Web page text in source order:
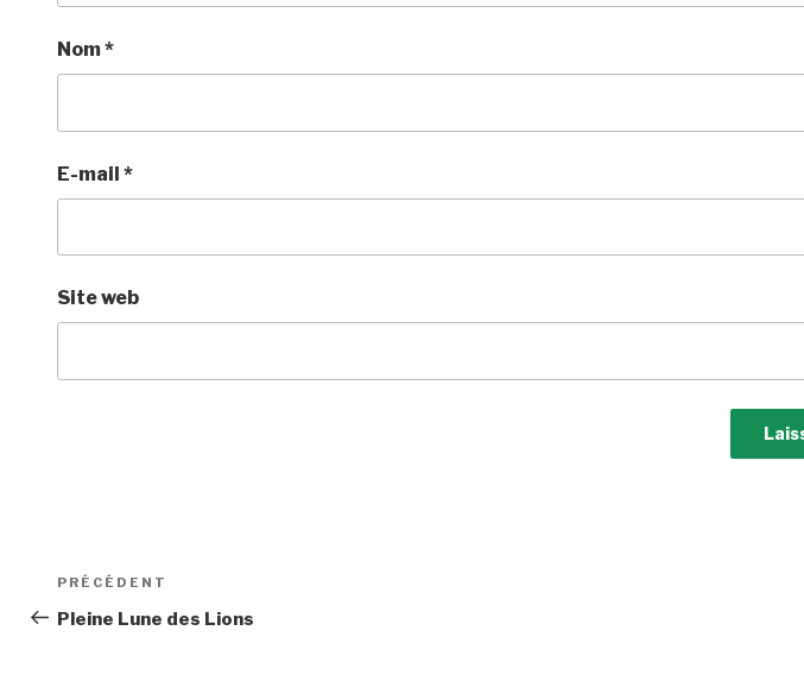
Nom*
E-mail *
Site web
Navigation
de
Article
précédent
PRÉCÉDENT
Pleine Lune des Lions